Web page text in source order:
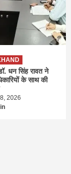
धन सिंह रावत ने
के साथ की
2026